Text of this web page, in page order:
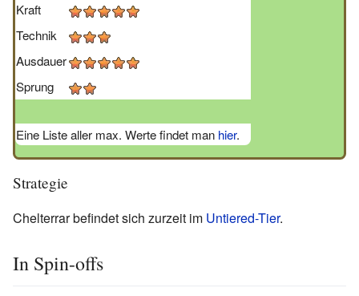
Kraft
Technik
Ausdauer
Sprung
Eine Liste aller max. Werte findet man hier.
Strategie
Chelterrar befindet sich zurzeit im Untiered-Tier.
In Spin-offs